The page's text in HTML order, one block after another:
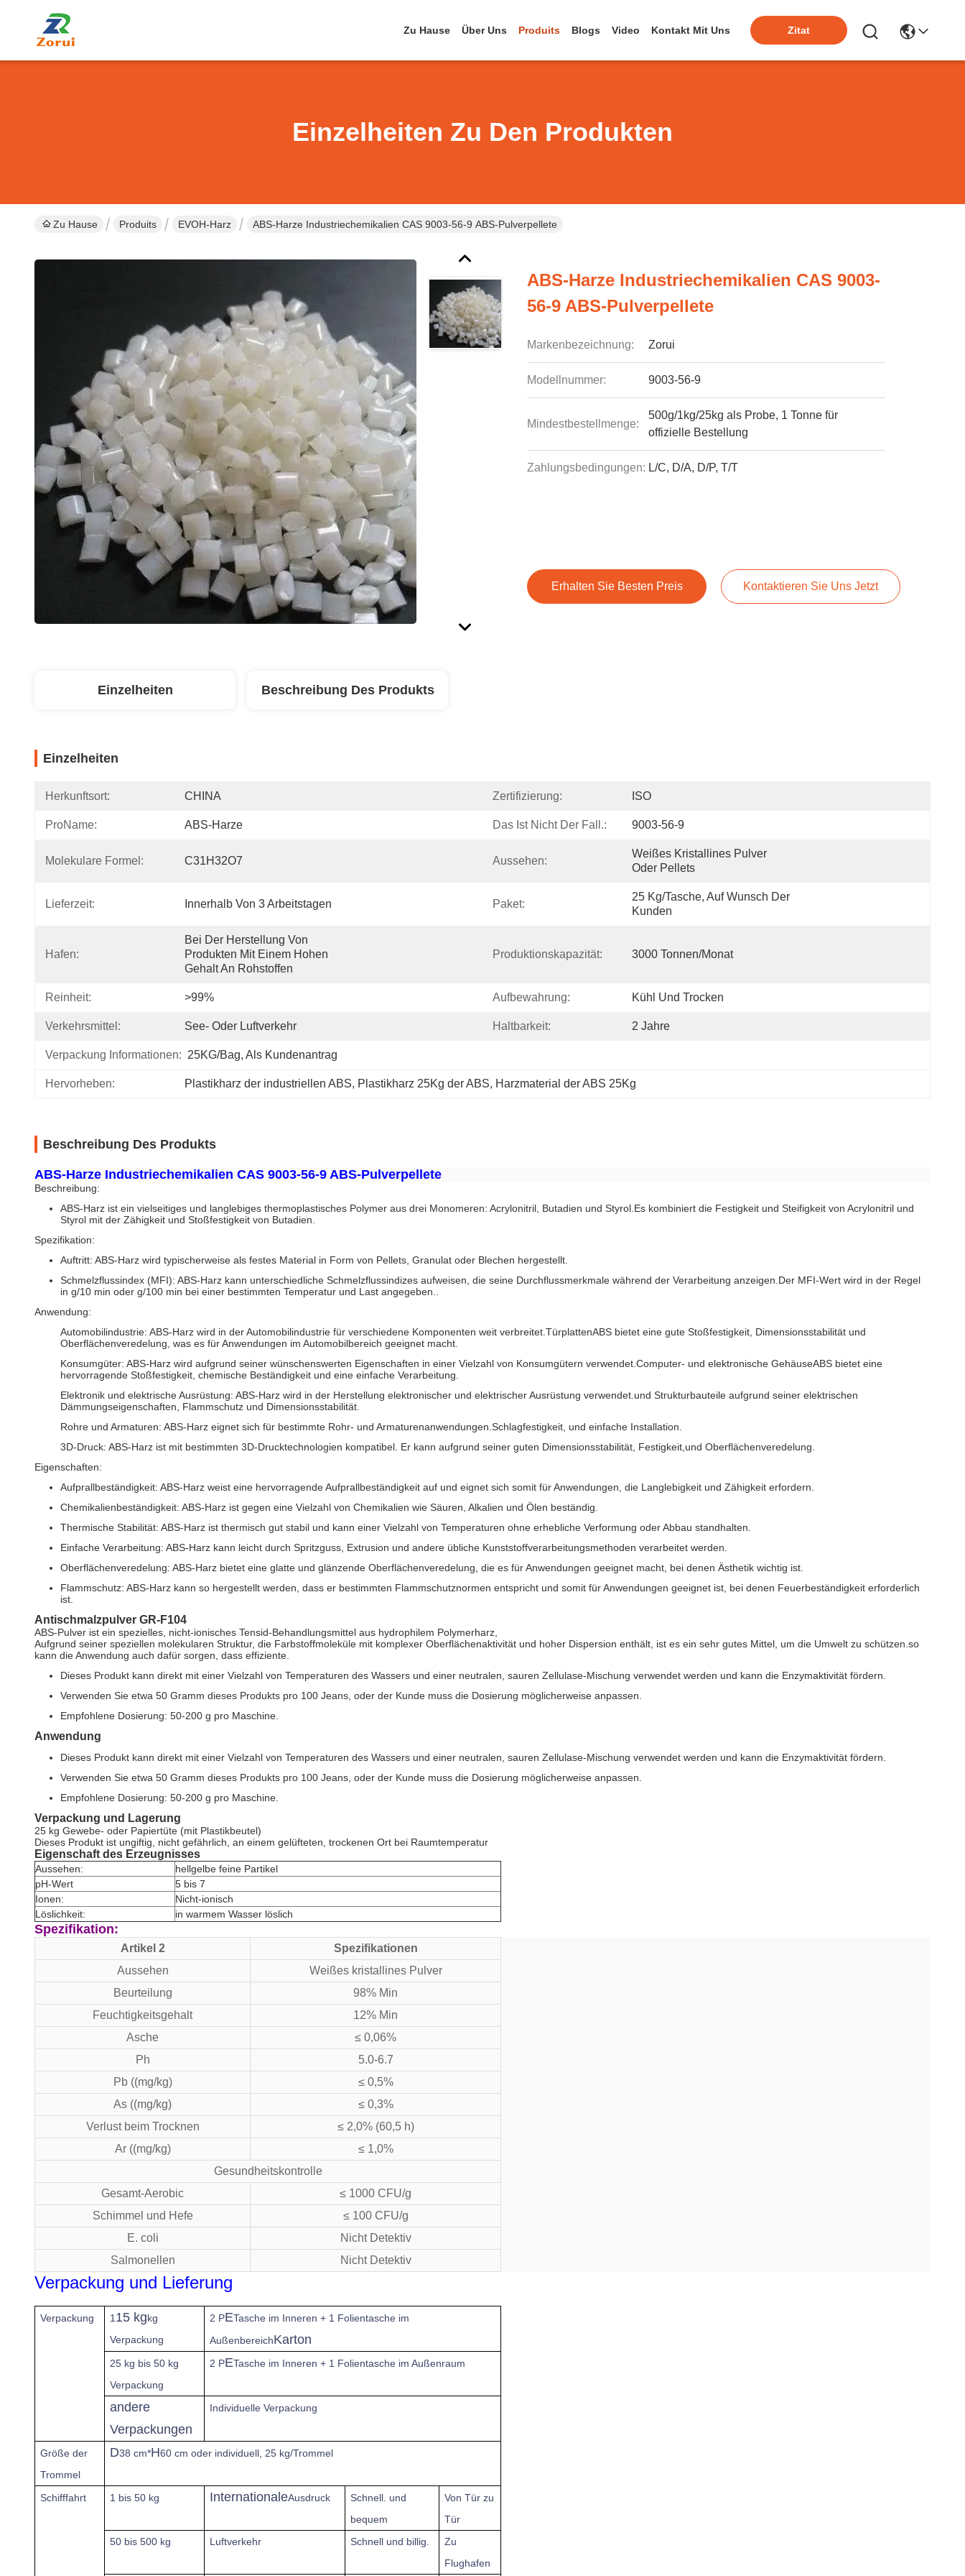
Zu Hause Über Uns Produits Blogs Video Kontakt Mit Uns Zitat
Einzelheiten Zu Den Produkten
Zu Hause Produits EVOH-Harz ABS-Harze Industriechemikalien CAS 9003-56-9 ABS-Pulverpellete
ABS-Harze Industriechemikalien CAS 9003-
56-9 ABS-Pulverpellete
Markenbezeichnung: Zorui
Modellnummer: 9003-56-9
Mindestbestellmenge:
500g/1kg/25kg als Probe, 1 Tonne für
offizielle Bestellung
Zahlungsbedingungen: L/C, D/A, D/P, T/T
Erhalten Sie Besten Preis Kontaktieren Sie Uns Jetzt
Einzelheiten Beschreibung Des Produkts
Einzelheiten
Herkunftsort: CHINA Zertifizierung: ISO
ProName: ABS-Harze Das Ist Nicht Der Fall.: 9003-56-9
Molekulare Formel: C31H32O7 Aussehen:
Weißes Kristallines Pulver
Oder Pellets
Lieferzeit: Innerhalb Von 3 Arbeitstagen Paket:
25 Kg/Tasche, Auf Wunsch Der
Kunden
Hafen:
Bei Der Herstellung Von
Produkten Mit Einem Hohen
Gehalt An Rohstoffen
Produktionskapazität: 3000 Tonnen/Monat
Reinheit: >99% Aufbewahrung: Kühl Und Trocken
Verkehrsmittel: See- Oder Luftverkehr Haltbarkeit: 2 Jahre
Verpackung Informationen: 25KG/bag, Als Kundenantrag
Hervorheben: Plastikharz der industriellen ABS, Plastikharz 25Kg der ABS, Harzmaterial der ABS 25Kg
Beschreibung Des Produkts
ABS-Harze Industriechemikalien CAS 9003-56-9 ABS-Pulverpellete
Beschreibung:
ABS-Harz ist ein vielseitiges und langlebiges thermoplastisches Polymer aus drei Monomeren: Acrylonitril, Butadien und Styrol.Es kombiniert die Festigkeit und Steifigkeit von Acrylonitril und
Styrol mit der Zähigkeit und Stoßfestigkeit von Butadien.
Spezifikation:
Auftritt: ABS-Harz wird typischerweise als festes Material in Form von Pellets, Granulat oder Blechen hergestellt.
Schmelzflussindex (MFI): ABS-Harz kann unterschiedliche Schmelzflussindizes aufweisen, die seine Durchflussmerkmale während der Verarbeitung anzeigen.Der MFI-Wert wird in der Regel
in g/10 min oder g/100 min bei einer bestimmten Temperatur und Last angegeben..
Anwendung:
Automobilindustrie: ABS-Harz wird in der Automobilindustrie für verschiedene Komponenten weit verbreitet.TürplattenABS bietet eine gute Stoßfestigkeit, Dimensionsstabilität und
Oberflächenveredelung, was es für Anwendungen im Automobilbereich geeignet macht.
Konsumgüter: ABS-Harz wird aufgrund seiner wünschenswerten Eigenschaften in einer Vielzahl von Konsumgütern verwendet.Computer- und elektronische GehäuseABS bietet eine
hervorragende Stoßfestigkeit, chemische Beständigkeit und eine einfache Verarbeitung.
Elektronik und elektrische Ausrüstung: ABS-Harz wird in der Herstellung elektronischer und elektrischer Ausrüstung verwendet.und Strukturbauteile aufgrund seiner elektrischen
Dämmungseigenschaften, Flammschutz und Dimensionsstabilität.
Rohre und Armaturen: ABS-Harz eignet sich für bestimmte Rohr- und Armaturenanwendungen.Schlagfestigkeit, und einfache Installation.
3D-Druck: ABS-Harz ist mit bestimmten 3D-Drucktechnologien kompatibel. Er kann aufgrund seiner guten Dimensionsstabilität, Festigkeit,und Oberflächenveredelung.
Eigenschaften:
Aufprallbeständigkeit: ABS-Harz weist eine hervorragende Aufprallbeständigkeit auf und eignet sich somit für Anwendungen, die Langlebigkeit und Zähigkeit erfordern.
Chemikalienbeständigkeit: ABS-Harz ist gegen eine Vielzahl von Chemikalien wie Säuren, Alkalien und Ölen beständig.
Thermische Stabilität: ABS-Harz ist thermisch gut stabil und kann einer Vielzahl von Temperaturen ohne erhebliche Verformung oder Abbau standhalten.
Einfache Verarbeitung: ABS-Harz kann leicht durch Spritzguss, Extrusion und andere übliche Kunststoffverarbeitungsmethoden verarbeitet werden.
Oberflächenveredelung: ABS-Harz bietet eine glatte und glänzende Oberflächenveredelung, die es für Anwendungen geeignet macht, bei denen Ästhetik wichtig ist.
Flammschutz: ABS-Harz kann so hergestellt werden, dass er bestimmten Flammschutznormen entspricht und somit für Anwendungen geeignet ist, bei denen Feuerbeständigkeit erforderlich
ist.
Antischmalzpulver GR-F104
ABS-Pulver ist ein spezielles, nicht-ionisches Tensid-Behandlungsmittel aus hydrophilem Polymerharz,
Aufgrund seiner speziellen molekularen Struktur, die Farbstoffmoleküle mit komplexer Oberflächenaktivität und hoher Dispersion enthält, ist es ein sehr gutes Mittel, um die Umwelt zu schützen.so
kann die Anwendung auch dafür sorgen, dass effiziente.
Dieses Produkt kann direkt mit einer Vielzahl von Temperaturen des Wassers und einer neutralen, sauren Zellulase-Mischung verwendet werden und kann die Enzymaktivität fördern.
Verwenden Sie etwa 50 Gramm dieses Produkts pro 100 Jeans, oder der Kunde muss die Dosierung möglicherweise anpassen.
Empfohlene Dosierung: 50-200 g pro Maschine.
Anwendung
Dieses Produkt kann direkt mit einer Vielzahl von Temperaturen des Wassers und einer neutralen, sauren Zellulase-Mischung verwendet werden und kann die Enzymaktivität fördern.
Verwenden Sie etwa 50 Gramm dieses Produkts pro 100 Jeans, oder der Kunde muss die Dosierung möglicherweise anpassen.
Empfohlene Dosierung: 50-200 g pro Maschine.
Verpackung und Lagerung
25 kg Gewebe- oder Papiertüte (mit Plastikbeutel)
Dieses Produkt ist ungiftig, nicht gefährlich, an einem gelüfteten, trockenen Ort bei Raumtemperatur
Eigenschaft des Erzeugnisses
Aussehen:
hellgelbe feine Partikel
pH-Wert
5 bis 7
Ionen:
Nicht-ionisch
Löslichkeit:
in warmem Wasser löslich
Spezifikation:
Artikel 2
Spezifikationen
Aussehen
Weißes kristallines Pulver
Beurteilung
98% Min
Feuchtigkeitsgehalt
12% Min
Asche
≤ 0,06%
Ph
5.0-6.7
Pb ((mg/kg)
≤ 0,5%
As ((mg/kg)
≤ 0,3%
Verlust beim Trocknen
≤ 2,0% (60,5 h)
Ar ((mg/kg)
≤ 1,0%
Gesundheitskontrolle
Gesamt-Aerobic
≤ 1000 CFU/g
Schimmel und Hefe
≤ 100 CFU/g
E. coli
Nicht Detektiv
Salmonellen
Nicht Detektiv
Verpackung und Lieferung
Verpackung 1 15 kgkg
Verpackung
2 PETasche im Inneren + 1 Folientasche im
AußenbereichKarton
25 kg bis 50 kg
Verpackung
2 PETasche im Inneren + 1 Folientasche im Außenraum
andere
Verpackungen
Individuelle Verpackung
Größe der
Trommel
D38 cm*H60 cm oder individuell, 25 kg/Trommel
Schifffahrt 1 bis 50 kg InternationaleAusdruck Schnell. und
bequem
Von Tür zu
Tür
50 bis 500 kg
Luftverkehr Schnell und billig.
Zu
Flughafen